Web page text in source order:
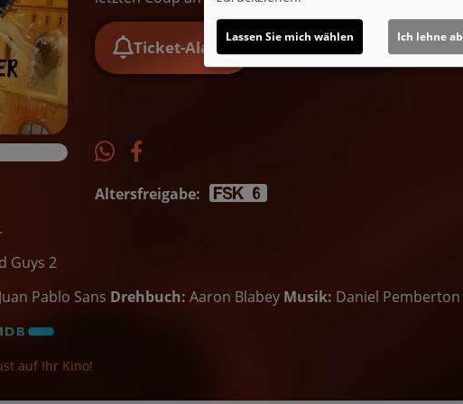
Ticket-Alarm
Altersfreigabe:
Guys 2
Pablo Sans Drehbuch: Aaron Blabey Musik: Daniel Pemberton
auf Ihr Kino!
Lassen Sie mich wählen Ich lehne ab